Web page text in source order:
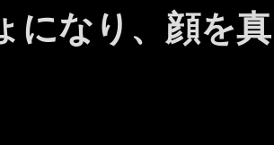
になり、顔を